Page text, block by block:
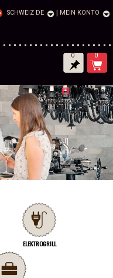
SCHWEIZ DE MEIN KONTO
0 0
ELEKTROGRILL